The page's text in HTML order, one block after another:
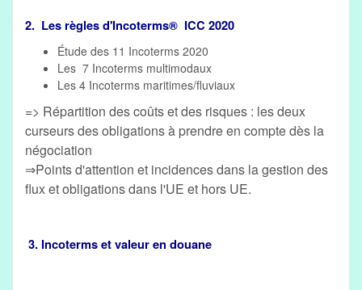
2. Les règles d'Incoterms® ICC 2020
Étude des 11 Incoterms 2020
Les 7 Incoterms multimodaux
Les 4 Incoterms maritimes/fluviaux
=> Répartition des coûts et des risques : les deux
curseurs des obligations à prendre en compte dès la
négociation
⇒Points d'attention et incidences dans la gestion des
flux et obligations dans l'UE et hors UE.
3. Incoterms et valeur en douane